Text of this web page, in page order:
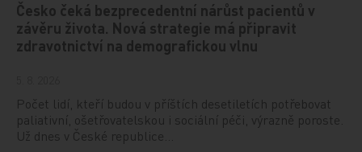
Česko čeká bezprecedentní nárůst pacientů v
závěru života. Nová strategie má připravit
zdravotnictví na demografickou vlnu
Počet lidí, kteří budou v příštích desetiletích potřebovat
paliativní, ošetřovatelskou i sociální péči, výrazně poroste.
Už dnes v České republice…